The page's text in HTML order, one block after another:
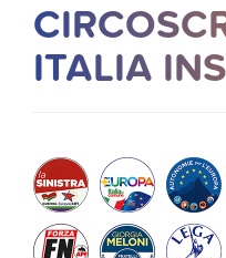
ITALIA